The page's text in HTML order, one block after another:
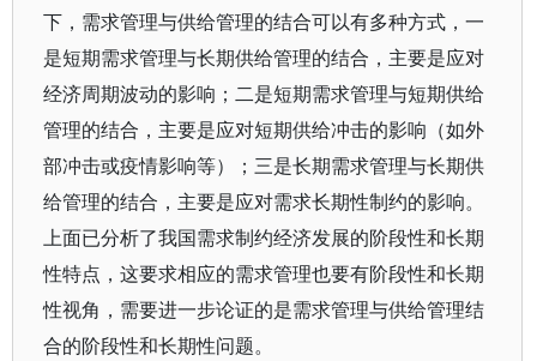
下，需求管理与供给管理的结合可以有多种方式，一
是短期需求管理与长期供给管理的结合，主要是应对
经济周期波动的影响；二是短期需求管理与短期供给
管理的结合，主要是应对短期供给冲击的影响（如外
部冲击或疫情影响等）；三是长期需求管理与长期供
给管理的结合，主要是应对需求长期性制约的影响。
上面已分析了我国需求制约经济发展的阶段性和长期
性特点，这要求相应的需求管理也要有阶段性和长期
性视角，需要进一步论证的是需求管理与供给管理结
合的阶段性和长期性问题。